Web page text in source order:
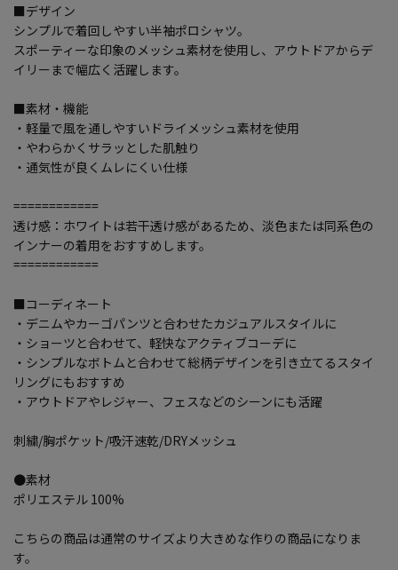
■デザイン
シンプルで着回しやすい半袖ポロシャツ。
スポーティーな印象のメッシュ素材を使用し、アウトドアからデ
イリーまで幅広く活躍します。
■素材・機能
・軽量で風を通しやすいドライメッシュ素材を使用
・やわらかくサラッとした肌触り
・通気性が良くムレにくい仕様
============
透け感：ホワイトは若干透け感があるため、淡色または同系色の
インナーの着用をおすすめします。
============
■コーディネート
・デニムやカーゴパンツと合わせたカジュアルスタイルに
・ショーツと合わせて、軽快なアクティブコーデに
・シンプルなボトムと合わせて総柄デザインを引き立てるスタイ
リングにもおすすめ
・アウトドアやレジャー、フェスなどのシーンにも活躍
刺繍/胸ポケット/吸汗速乾/DRYメッシュ
●素材
ポリエステル 100%
こちらの商品は通常のサイズより大きめな作りの商品になりま
す。